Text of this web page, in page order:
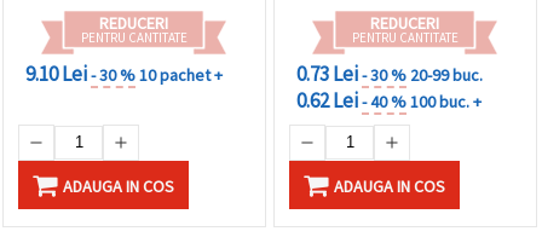
REDUCERI
PENTRU CANTITATE
9.10 Lei- 30 %10 pachet +
ADAUGA IN COS
REDUCERI
PENTRU CANTITATE
0.73 Lei- 30 % 20-99 buc.
0.62 Lei- 40 %100 buc. +
ADAUGA IN COS